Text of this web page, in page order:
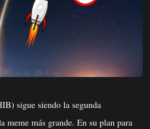
sigue siendo la segunda
meme más grande. En su plan para